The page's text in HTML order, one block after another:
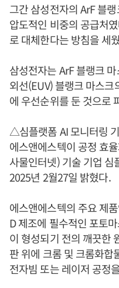
그간 삼성전자의 ArF 블
압도적인 비중의 공급처
로 대체한다는 방침을 세
삼성전자는 ArF 블랭크
외선(EUV) 블랭크 마스
에 우선순위를 둔 것으로
△심플랫폼 AI 모니터링
에스앤에스텍이 공정 효
사물인터넷) 기술 기업
2025년 2월27일 밝혔다.
에스앤에스텍의 주요 제
D 제조에 필수적인 포토
이 형성되기 전의 깨끗한
판 위에 크롬 및 크롬화합
전자빔 또는 레이저 공정